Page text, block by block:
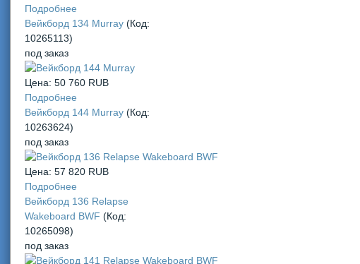
Подробнее
Вейкборд 134 Murray (Код:
10265113)
под заказ
Цена: 50 760 RUB
Подробнее
Вейкборд 144 Murray (Код:
10263624)
под заказ
Цена: 57 820 RUB
Подробнее
Вейкборд 136 Relapse
Wakeboard BWF (Код:
10265098)
под заказ